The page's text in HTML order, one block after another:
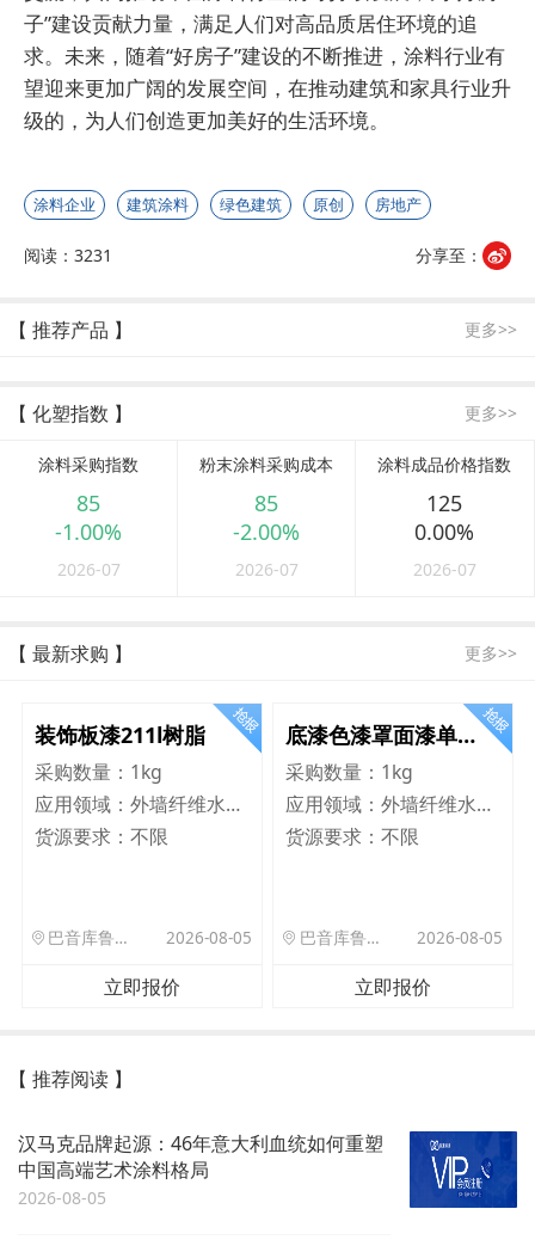
子”建设贡献力量，满足人们对高品质居住环境的追
求。未来，随着“好房子”建设的不断推进，涂料行业有
望迎来更加广阔的发展空间，在推动建筑和家具行业升
级的，为人们创造更加美好的生活环境。
涂料企业 建筑涂料 绿色建筑 原创 房地产
阅读：3231 分享至：
【 推荐产品 】 更多>>
【 化塑指数 】 更多>>
涂料采购指数
85
-1.00%
2026-07
粉末涂料采购成本
85
-2.00%
2026-07
涂料成品价格指数
125
0.00%
2026-07
【 最新求购 】 更多>>
装饰板漆211l树脂
采购数量： 1kg
应用领域：
外墙纤维水泥板
货源要求： 不限
巴音库鲁提镇,托帕口岸六号库房 2026-08-05
立即报价
底漆色漆罩面漆单组分乳液树脂8020
采购数量： 1kg
应用领域：
外墙纤维水泥板
货源要求：不限
巴音库鲁提镇,托帕口岸六号库房 2026-08-05
立即报价
【 推荐阅读 】
汉马克品牌起源：46年意大利血统如何重塑
中国高端艺术涂料格局
2026-08-05